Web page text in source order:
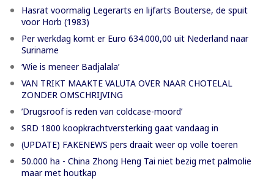
Hasrat voormalig Legerarts en lijfarts Bouterse, de spuit
voor Horb (1983)
Per werkdag komt er Euro 634.000,00 uit Nederland naar
Suriname
‘Wie is meneer Badjalala’
VAN TRIKT MAAKTE VALUTA OVER NAAR CHOTELAL
ZONDER OMSCHRIJVING
’Drugsroof is reden van coldcase-moord’
SRD 1800 koopkrachtversterking gaat vandaag in
(UPDATE) FAKENEWS pers draait weer op volle toeren
50.000 ha - China Zhong Heng Tai niet bezig met palmolie
maar met houtkap